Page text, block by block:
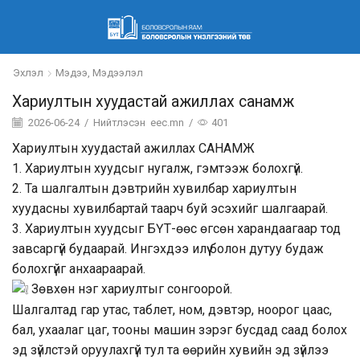
Эхлэл Мэдээ, Мэдээлэл
Хариултын хуудастай ажиллах санамж
2026-06-24 / Нийтлэсэн eec.mn / 401
Хариултын хуудастай ажиллах САНАМЖ
1. Хариултын хуудсыг нугалж, гэмтээж болохгүй.
2. Та шалгалтын дэвтрийн хувилбар хариултын
хуудасны хувилбартай таарч буй эсэхийг шалгаарай.
3. Хариултын хуудсыг БҮТ-өөс өгсөн харандаагаар тод
завсаргүй будаарай. Ингэхдээ илүү болон дутуу будаж
болохгүйг анхаараарай.
Зөвхөн нэг хариултыг сонгоорой.
Шалгалтад гар утас, таблет, ном, дэвтэр, ноорог цаас,
бал, ухаалаг цаг, тооны машин зэрэг бусдад саад болох
эд зүйлстэй оруулахгүй тул та өөрийн хувийн эд зүйлээ